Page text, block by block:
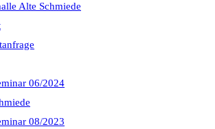
Alte Schmiede
06/2024
08/2023